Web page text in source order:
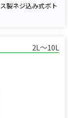
製ネジ込み式ボト
しており、薬品使
2L～10L